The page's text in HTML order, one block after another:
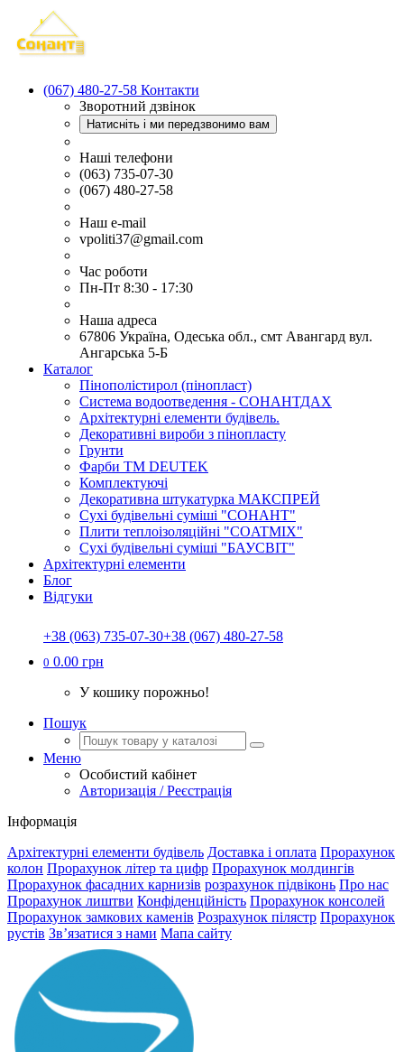
(067) 480-27-58 Контакти
Зворотний дзвінок
Натисніть і ми передзвонимо вам
Наші телефони
(063) 735-07-30
(067) 480-27-58
Наш e-mail
vpoliti37@gmail.com
Час роботи
Пн-Пт 8:30 - 17:30
Наша адреса
67806 Україна, Одеська обл., смт Авангард вул.
Ангарська 5-Б
Каталог
Пінополістирол (пінопласт)
Система водоотведення - СОНАНТДАХ
Архітектурні елементи будівель.
Декоративні вироби з пінопласту
Грунти
Фарби ТМ DEUTEK
Комплектуючі
Декоративна штукатурка МАКСПРЕЙ
Сухі будівельні суміші "СОНАНТ"
Плити теплоізоляційні "COATMIX"
Сухі будівельні суміші "БАУСВІТ"
Архітектурні елементи
Блог
Відгуки
+38 (063) 735-07-30+38 (067) 480-27-58
0 0.00 грн
У кошику порожньо!
Пошук
Меню
Особистий кабінет
Авторизація / Реєстрація
Інформація
Архітектурні елементи будівель Доставка і оплата Прорахунок
колон Прорахунок літер та цифр Прорахунок молдингів
Прорахунок фасадних карнизів розрахунок підвіконь Про нас
Прорахунок лиштви Конфіденційність Прорахунок консолей
Прорахунок замкових каменів Розрахунок пілястр Прорахунок
рустів Зв’язатися з нами Мапа сайту